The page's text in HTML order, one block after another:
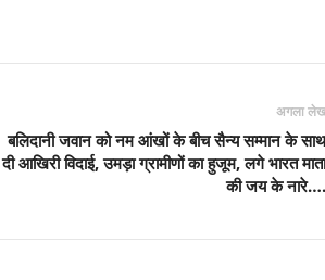
अगला लेख
बलिदानी जवान को नम आंखों के बीच सैन्य सम्मान के साथ
दी आखिरी विदाई, उमड़ा ग्रामीणों का हुजूम, लगे भारत माता
की जय के नारे….